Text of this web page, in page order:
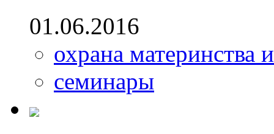
01.06.2016
охрана материнства
семинары